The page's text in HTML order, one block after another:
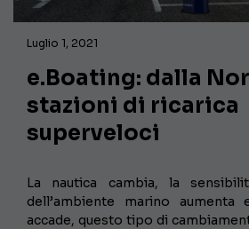
Luglio 1, 2021
e.Boating: dalla
stazioni di ricarica
superveloci
La nautica cambia, la
dell’ambiente marino aumenta
accade, questo tipo di